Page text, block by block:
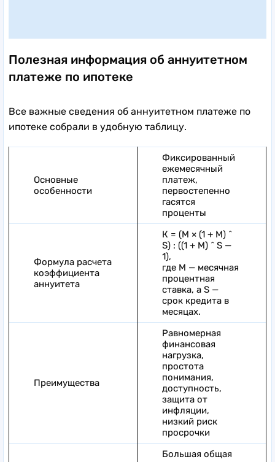
Полезная информация об аннуитетном
платеже по ипотеке
Все важные сведения об аннуитетном платеже по
ипотеке собрали в удобную таблицу.
Основные
особенности
Фиксированный
ежемесячный
платеж,
первостепенно
гасятся
проценты
Формула расчета
коэффициента
аннуитета
К = (М × (1 + М) ^
S) : ((1 + М) ^ S —
1),
где M — месячная
процентная
ставка, а S —
срок кредита в
месяцах.
Преимущества
Равномерная
финансовая
нагрузка,
простота
понимания,
доступность,
защита от
инфляции,
низкий риск
просрочки
Большая общая